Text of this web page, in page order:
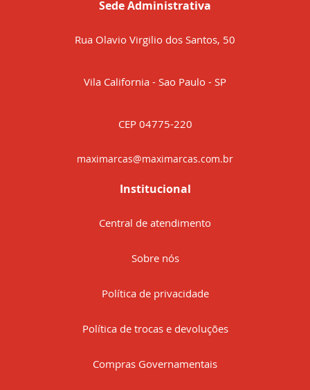
Sede Administrativa
Rua Olavio Virgilio dos Santos, 50
Vila California - Sao Paulo - SP
CEP 04775-220
maximarcas@maximarcas.com.br
Institucional
Central de atendimento
Sobre nós
Política de privacidade
Política de trocas e devoluções
Compras Governamentais